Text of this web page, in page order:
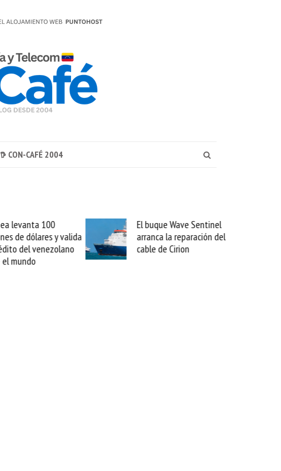
𖠚 CON-CAFÉ 2004
El buque Wave Sentinel
arranca la reparación del
cable de Cirion
Uber se lleva PedidosYa y
sabemos todo lo que puede
mejorar tecnológicamente